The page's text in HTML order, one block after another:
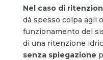
Nel caso di
dà spesso colpa agli
funzionamento del
di una ritenzione
senza spiegazione